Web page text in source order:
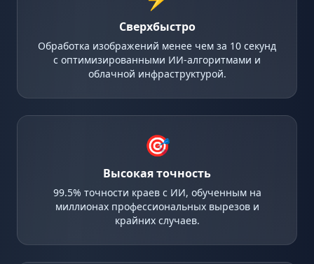
Сверхбыстро
Обработка изображений менее чем за 10 секунд
с оптимизированными ИИ-алгоритмами и
облачной инфраструктурой.
🎯
Высокая точность
99.5% точности краев с ИИ, обученным на
миллионах профессиональных вырезов и
крайних случаев.